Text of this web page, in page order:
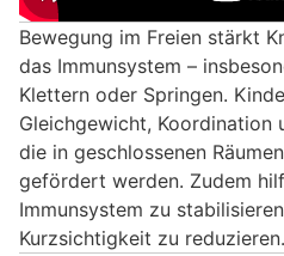
Bewegung im Freien stärkt
das Immunsystem –
Klettern oder Springen.
Gleichgewicht, Koordination
die in geschlossenen
gefördert werden. Zudem
Immunsystem zu
Kurzsichtigkeit zu reduzieren.